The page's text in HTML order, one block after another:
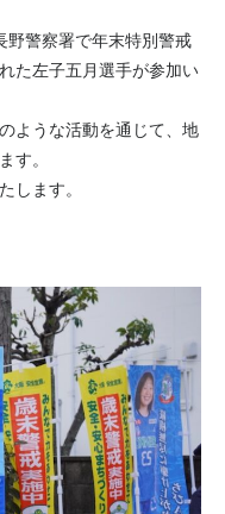
野警察署で年末特別警戒
た左子五月選手が参加い
ような活動を通じて、地
す。
します。